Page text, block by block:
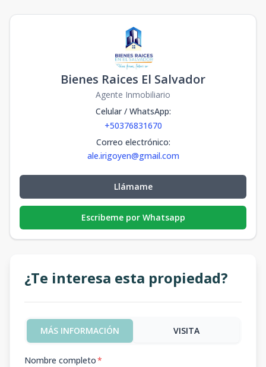
Bienes Raices El Salvador
Agente Inmobiliario
Celular / WhatsApp:
+50376831670
Correo electrónico:
ale.irigoyen@gmail.com
Llámame
Escribeme por Whatsapp
¿Te interesa esta propiedad?
MÁS INFORMACIÓN VISITA
Nombre completo*